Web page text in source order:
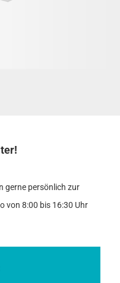
gerne persönlich zur
von 8:00 bis 16:30 Uhr